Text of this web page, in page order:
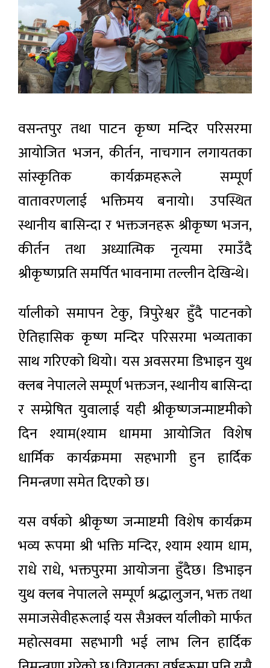
वसन्तपुर तथा पाटन कृष्ण मन्दिर परिसरमा
आयोजित भजन, कीर्तन, नाचगान लगायतका
सांस्कृतिक कार्यक्रमहरूले सम्पूर्ण
वातावरणलाई भक्तिमय बनायो। उपस्थित
स्थानीय बासिन्दा र भक्तजनहरू श्रीकृष्ण भजन,
कीर्तन तथा अध्यात्मिक नृत्यमा रमाउँदै
श्रीकृष्णप्रति समर्पित भावनामा तल्लीन देखिन्थे।
र्यालीको समापन टेकु, त्रिपुरेश्वर हुँदै पाटनको
ऐतिहासिक कृष्ण मन्दिर परिसरमा भव्यताका
साथ गरिएको थियो। यस अवसरमा डिभाइन युथ
क्लब नेपालले सम्पूर्ण भक्तजन, स्थानीय बासिन्दा
र सम्प्रेषित युवालाई यही श्रीकृष्णजन्माष्टमीको
दिन श्याम(श्याम धाममा आयोजित विशेष
धार्मिक कार्यक्रममा सहभागी हुन हार्दिक
निमन्त्रणा समेत दिएको छ।
यस वर्षको श्रीकृष्ण जन्माष्टमी विशेष कार्यक्रम
भव्य रूपमा श्री भक्ति मन्दिर, श्याम श्याम धाम,
राधे राधे, भक्तपुरमा आयोजना हुँदैछ। डिभाइन
युथ क्लब नेपालले सम्पूर्ण श्रद्धालुजन, भक्त तथा
समाजसेवीहरूलाई यस सैअक्ल र्यालीको मार्फत
महोत्सवमा सहभागी भई लाभ लिन हार्दिक